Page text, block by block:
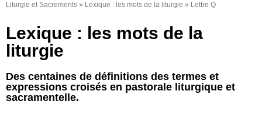
Liturgie et Sacrements » Lexique : les mots de la liturgie » Lettre Q
Lexique : les mots de la
liturgie
Des centaines de définitions des termes et
expressions croisés en pastorale liturgique et
sacramentelle.